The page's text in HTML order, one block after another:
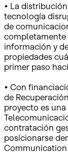
• La
tecnología
de
completamente
información y
propiedades
primer paso
• Con
de
proyecto es
contratación
posicionarse